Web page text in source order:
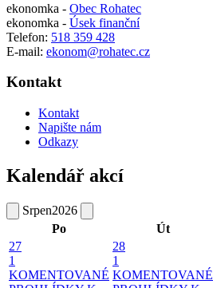
ekonomka - Obec Rohatec
ekonomka - Úsek finanční
Telefon: 518 359 428
E-mail: ekonom@rohatec.cz
Kontakt
Kontakt
Napište nám
Odkazy
Kalendář akcí
Srpen2026
Po
Út
27
1
KOMENTOVANÉ
28
1
KOMENTOVANÉ